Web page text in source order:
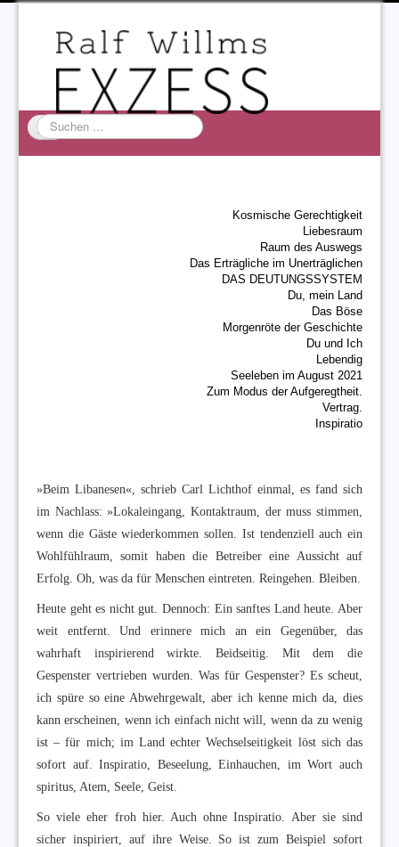
Suchen
...
Kosmische Gerechtigkeit
Liebesraum
Raum des Auswegs
Das Erträgliche im Unerträglichen
DAS DEUTUNGSSYSTEM
Du, mein Land
Das Böse
Morgenröte der Geschichte
Du und Ich
Lebendig
Seeleben im August 2021
Zum Modus der Aufgeregtheit.
Vertrag.
Inspiratio
»Beim Libanesen«, schrieb Carl Lichthof einmal, es fand sich
im Nachlass: »Lokaleingang, Kontaktraum, der muss stimmen,
wenn die Gäste wiederkommen sollen. Ist tendenziell auch ein
Wohlfühlraum, somit haben die Betreiber eine Aussicht auf
Erfolg. Oh, was da für Menschen eintreten. Reingehen. Bleiben.
Heute geht es nicht gut. Dennoch: Ein sanftes Land heute. Aber
weit entfernt. Und erinnere mich an ein Gegenüber, das
wahrhaft inspirierend wirkte. Beidseitig. Mit dem die
Gespenster vertrieben wurden. Was für Gespenster? Es scheut,
ich spüre so eine Abwehrgewalt, aber ich kenne mich da, dies
kann erscheinen, wenn ich einfach nicht will, wenn da zu wenig
ist – für mich; im Land echter Wechselseitigkeit löst sich das
sofort auf. Inspiratio, Beseelung, Einhauchen, im Wort auch
spiritus, Atem, Seele, Geist.
So viele eher froh hier. Auch ohne Inspiratio. Aber sie sind
sicher inspiriert, auf ihre Weise. So ist zum Beispiel sofort